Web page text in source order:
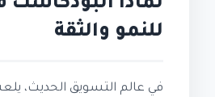
لماذا
للنمو والثقة
في عالم التسويق الحديث،